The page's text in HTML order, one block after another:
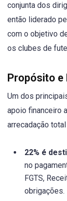
conjunta dos
então liderado
com o objetivo
os clubes de
Propósito e
Um dos
apoio financeiro
arrecadação
22% é
no
FGTS,
obrigações.